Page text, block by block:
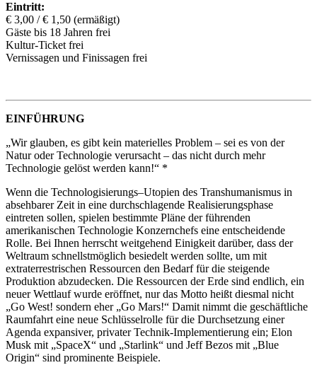
Eintritt:
€ 3,00 / € 1,50 (ermäßigt)
Gäste bis 18 Jahren frei
Kultur-Ticket frei
Vernissagen und Finissagen frei
EINFÜHRUNG
„Wir glauben, es gibt kein materielles Problem – sei es von der
Natur oder Technologie verursacht – das nicht durch mehr
Technologie gelöst werden kann!“ *
Wenn die Technologisierungs–Utopien des Transhumanismus in
absehbarer Zeit in eine durchschlagende Realisierungsphase
eintreten sollen, spielen bestimmte Pläne der führenden
amerikanischen Technologie Konzernchefs eine entscheidende
Rolle. Bei Ihnen herrscht weitgehend Einigkeit darüber, dass der
Weltraum schnellstmöglich besiedelt werden sollte, um mit
extraterrestrischen Ressourcen den Bedarf für die steigende
Produktion abzudecken. Die Ressourcen der Erde sind endlich, ein
neuer Wettlauf wurde eröffnet, nur das Motto heißt diesmal nicht
„Go West! sondern eher „Go Mars!“ Damit nimmt die geschäftliche
Raumfahrt eine neue Schlüsselrolle für die Durchsetzung einer
Agenda expansiver, privater Technik-Implementierung ein; Elon
Musk mit „SpaceX“ und „Starlink“ und Jeff Bezos mit „Blue
Origin“ sind prominente Beispiele.